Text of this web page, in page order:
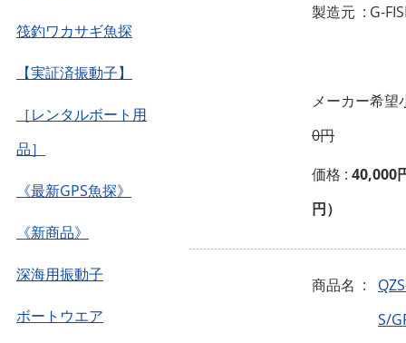
筏釣ワカサギ魚探
【実証済振動子】
［レンタルボート用
品］
《最新GPS魚探》
《新商品》
深海用振動子
ボートウエア
製造元 : G-
メーカー希望
0円
価格 : 40,000
円）
商品名 :
S/